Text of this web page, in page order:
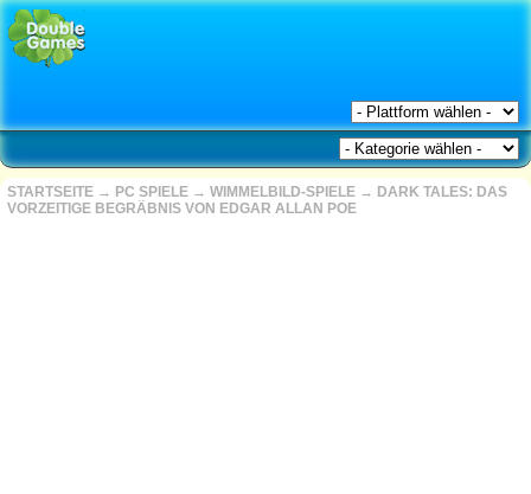
STARTSEITE → PC SPIELE → WIMMELBILD-SPIELE → DARK TALES: DAS
VORZEITIGE BEGRÄBNIS VON EDGAR ALLAN POE